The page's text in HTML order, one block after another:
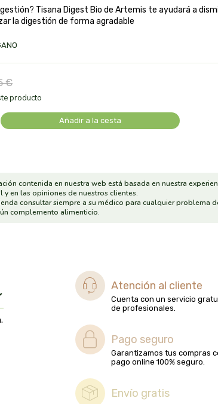
Tisana Digest Bio de Artemis te ayudará a
la digestión de forma agradable
€
producto
Añadir a la cesta
contenida en nuestra web está basada en nuestra
y en las opiniones de nuestros clientes.
consultar siempre a su médico para cualquier problema
complemento alimenticio.
Atención al cliente
Cuenta con un servicio
de profesionales.
Pago seguro
Garantizamos tus compras
pago online 100% seguro.
Envío gratis